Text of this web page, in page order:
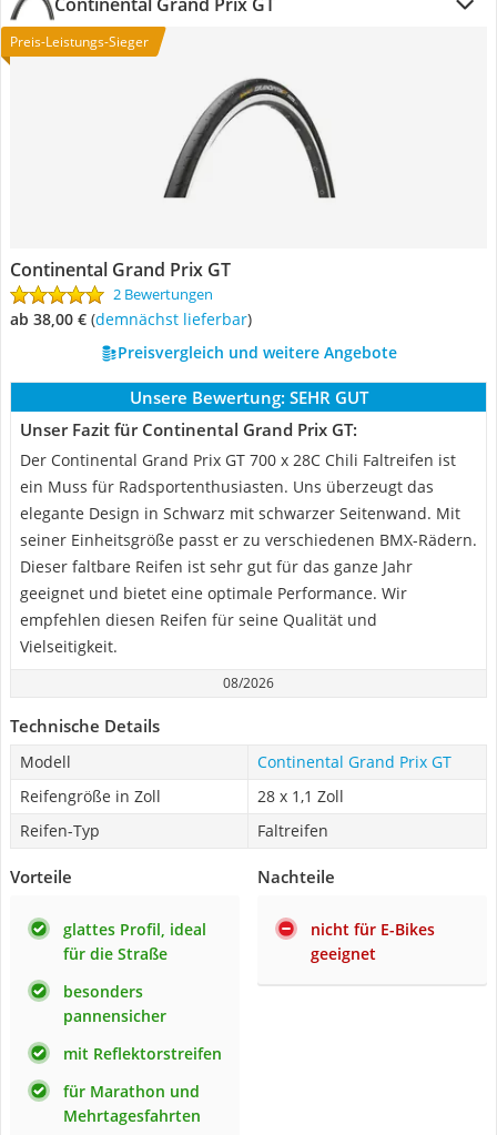
Preis-Leistungs-Sieger
Continental Grand Prix GT
2 Bewertungen
ab 38,00 € ( Demnächst lieferbar)
Preisvergleich und weitere Angebote
Unsere Bewertung: SEHR GUT
Unser Fazit für Continental Grand Prix GT:
Der Continental Grand Prix GT 700 x 28C Chili Faltreifen ist
ein Muss für Radsportenthusiasten. Uns überzeugt das
elegante Design in Schwarz mit schwarzer Seitenwand. Mit
seiner Einheitsgröße passt er zu verschiedenen BMX-Rädern.
Dieser faltbare Reifen ist sehr gut für das ganze Jahr
geeignet und bietet eine optimale Performance. Wir
empfehlen diesen Reifen für seine Qualität und
Vielseitigkeit.
08/2026
Technische Details
Modell
Continental Grand Prix GT
Reifengröße in Zoll
28 x 1,1 Zoll
Reifen-Typ
Faltreifen
Vorteile
glattes Profil, ideal
für die Straße
besonders
pannensicher
mit Reflektorstreifen
für Marathon und
Mehrtagesfahrten
Nachteile
nicht für E-Bikes
geeignet